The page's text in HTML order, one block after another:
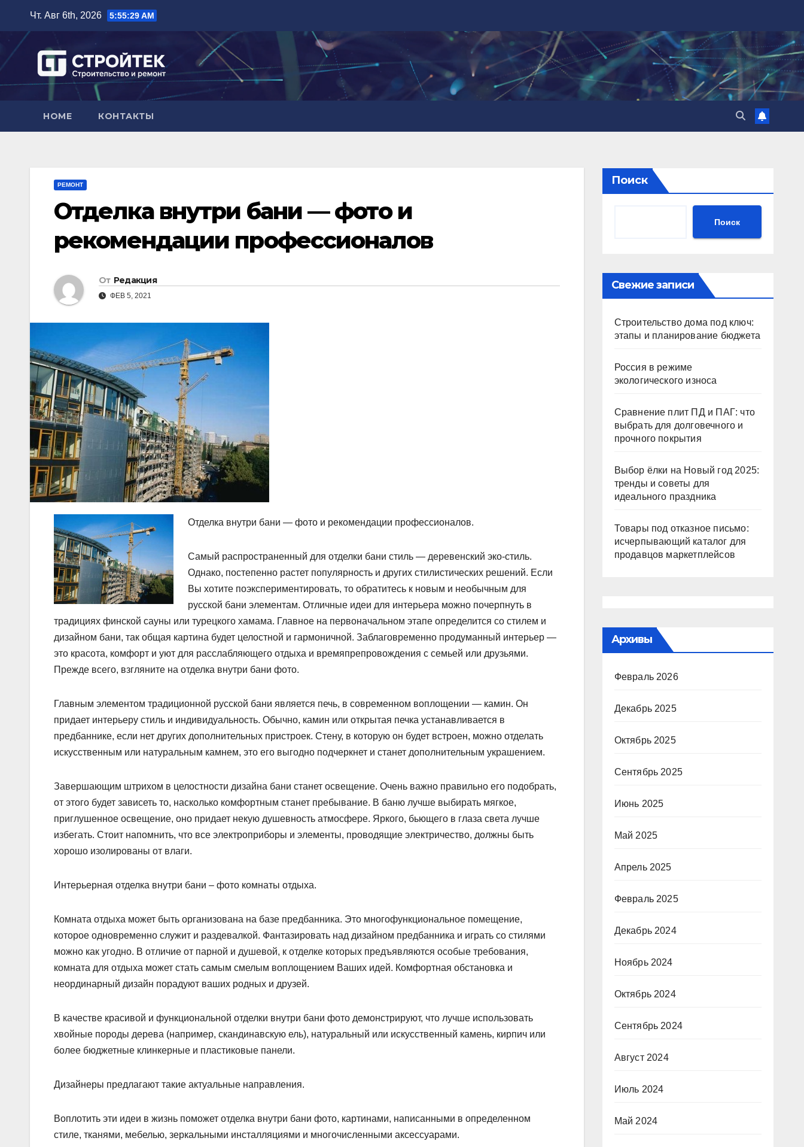
содержимому
Чт. Авг 6th, 2026 5:55:30 AM
HOME КОНТАКТЫ
РЕМОНТ
Отделка внутри бани — фото и
рекомендации профессионалов
От Редакция
ФЕВ 5, 2021
Отделка внутри бани — фото и рекомендации профессионалов.
Самый распространенный для отделки бани стиль — деревенский эко-стиль.
Однако, постепенно растет популярность и других стилистических решений. Если
Вы хотите поэкспериментировать, то обратитесь к новым и необычным для
русской бани элементам. Отличные идеи для интерьера можно почерпнуть в
традициях финской сауны или турецкого хамама. Главное на первоначальном этапе определится со стилем и
дизайном бани, так общая картина будет целостной и гармоничной. Заблаговременно продуманный интерьер —
это красота, комфорт и уют для расслабляющего отдыха и времяпрепровождения с семьей или друзьями.
Прежде всего, взгляните на отделка внутри бани фото.
Главным элементом традиционной русской бани является печь, в современном воплощении — камин. Он
придает интерьеру стиль и индивидуальность. Обычно, камин или открытая печка устанавливается в
предбаннике, если нет других дополнительных пристроек. Стену, в которую он будет встроен, можно отделать
искусственным или натуральным камнем, это его выгодно подчеркнет и станет дополнительным украшением.
Завершающим штрихом в целостности дизайна бани станет освещение. Очень важно правильно его подобрать,
от этого будет зависеть то, насколько комфортным станет пребывание. В баню лучше выбирать мягкое,
приглушенное освещение, оно придает некую душевность атмосфере. Яркого, бьющего в глаза света лучше
избегать. Стоит напомнить, что все электроприборы и элементы, проводящие электричество, должны быть
хорошо изолированы от влаги.
Интерьерная отделка внутри бани – фото комнаты отдыха.
Комната отдыха может быть организована на базе предбанника. Это многофункциональное помещение,
которое одновременно служит и раздевалкой. Фантазировать над дизайном предбанника и играть со стилями
можно как угодно. В отличие от парной и душевой, к отделке которых предъявляются особые требования,
комната для отдыха может стать самым смелым воплощением Ваших идей. Комфортная обстановка и
неординарный дизайн порадуют ваших родных и друзей.
В качестве красивой и функциональной отделки внутри бани фото демонстрируют, что лучше использовать
хвойные породы дерева (например, скандинавскую ель), натуральный или искусственный камень, кирпич или
более бюджетные клинкерные и пластиковые панели.
Дизайнеры предлагают такие актуальные направления.
Воплотить эти идеи в жизнь поможет отделка внутри бани фото, картинами, написанными в определенном
стиле, тканями, мебелью, зеркальными инсталляциями и многочисленными аксессуарами.
Поиск
Поиск
Свежие записи
Строительство дома под ключ:
этапы и планирование бюджета
Россия в режиме
экологического износа
Сравнение плит ПД и ПАГ: что
выбрать для долговечного и
прочного покрытия
Выбор ёлки на Новый год 2025:
тренды и советы для
идеального праздника
Товары под отказное письмо:
исчерпывающий каталог для
продавцов маркетплейсов
Архивы
Февраль 2026
Декабрь 2025
Октябрь 2025
Сентябрь 2025
Июнь 2025
Май 2025
Апрель 2025
Февраль 2025
Декабрь 2024
Ноябрь 2024
Октябрь 2024
Сентябрь 2024
Август 2024
Июль 2024
Май 2024